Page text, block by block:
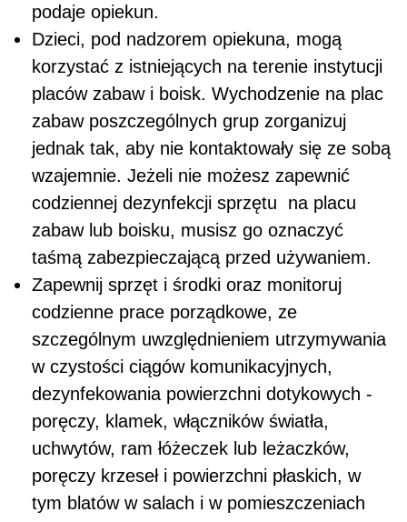
podaje opiekun.
Dzieci, pod nadzorem opiekuna, mogą
korzystać z istniejących na terenie instytucji
placów zabaw i boisk. Wychodzenie na plac
zabaw poszczególnych grup zorganizuj
jednak tak, aby nie kontaktowały się ze sobą
wzajemnie. Jeżeli nie możesz zapewnić
codziennej dezynfekcji sprzętu na placu
zabaw lub boisku, musisz go oznaczyć
taśmą zabezpieczającą przed używaniem.
Zapewnij sprzęt i środki oraz monitoruj
codzienne prace porządkowe, ze
szczególnym uwzględnieniem utrzymywania
w czystości ciągów komunikacyjnych,
dezynfekowania powierzchni dotykowych -
poręczy, klamek, włączników światła,
uchwytów, ram łóżeczek lub leżaczków,
poręczy krzeseł i powierzchni płaskich, w
tym blatów w salach i w pomieszczeniach